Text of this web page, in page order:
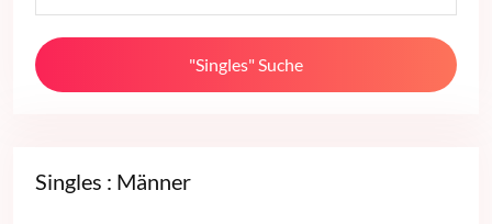
"Singles" Suche
Singles : Männer